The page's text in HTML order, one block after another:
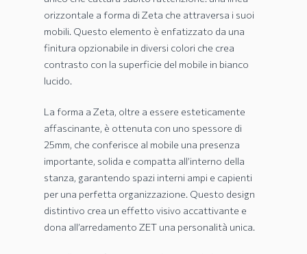
orizzontale a forma di Zeta che attraversa i suoi
mobili. Questo elemento è enfatizzato da una
finitura opzionabile in diversi colori che crea
contrasto con la superficie del mobile in bianco
lucido.
La forma a Zeta, oltre a essere esteticamente
affascinante, è ottenuta con uno spessore di
25mm, che conferisce al mobile una presenza
importante, solida e compatta all’interno della
stanza, garantendo spazi interni ampi e capienti
per una perfetta organizzazione. Questo design
distintivo crea un effetto visivo accattivante e
dona all’arredamento ZET una personalità unica.